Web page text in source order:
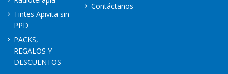
Tintes Apivita sin
PPD
PACKS,
REGALOS Y
DESCUENTOS
Contáctanos